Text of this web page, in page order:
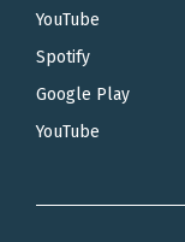
YouTube
Spotify
Google Play
YouTube